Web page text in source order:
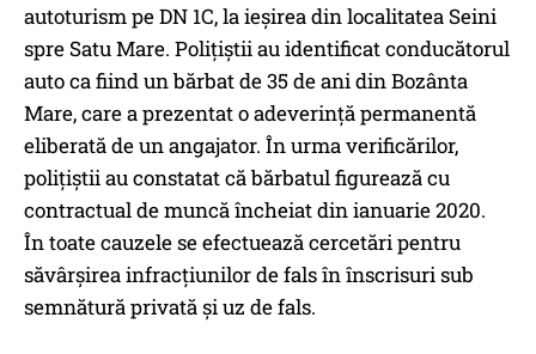
autoturism pe DN 1C, la ieșirea din localitatea Seini
spre Satu Mare. Poliţiştii au identificat conducătorul
auto ca fiind un bărbat de 35 de ani din Bozânta
Mare, care a prezentat o adeverință permanentă
eliberată de un angajator. În urma verificărilor,
poliţiştii au constatat că bărbatul figurează cu
contractual de muncă încheiat din ianuarie 2020.
În toate cauzele se efectuează cercetări pentru
săvârşirea infracţiunilor de fals în înscrisuri sub
semnătură privată şi uz de fals.